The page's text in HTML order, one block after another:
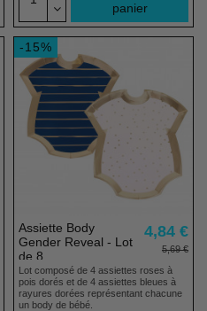
panier
-15%
Assiette Body
Gender Reveal - Lot
de 8
4,84 €
5,69 €
Lot composé de 4 assiettes roses à
pois dorés et de 4 assiettes bleues à
rayures dorées représentant chacune
un body de bébé.